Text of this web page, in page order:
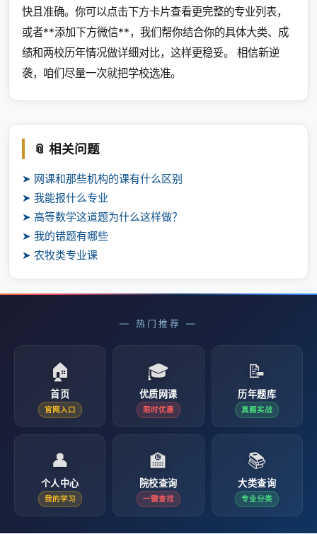
快且准确。你可以点击下方卡片查看更完整的专业列表，
或者**添加下方微信**，我们帮你结合你的具体大类、成
绩和两校历年情况做详细对比，这样更稳妥。 相信新逆
袭，咱们尽量一次就把学校选准。
📎 相关问题
➤ 网课和那些机构的课有什么区别
➤ 我能报什么专业
➤ 高等数学这道题为什么这样做？
➤ 我的错题有哪些
➤ 农牧类专业课
— 热门推荐 —
🏠
首页
官网入口
🎓
优质网课
限时优惠
📝
历年题库
真题实战
👤
个人中心
我的学习
🏫
院校查询
一键查找
📚
大类查询
专业分类